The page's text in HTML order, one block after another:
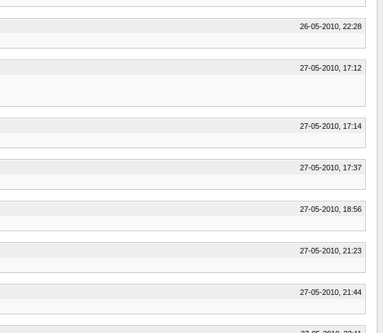
26-05-2010, 22:28
27-05-2010, 17:12
27-05-2010, 17:14
27-05-2010, 17:37
27-05-2010, 18:56
27-05-2010, 21:23
27-05-2010, 21:44